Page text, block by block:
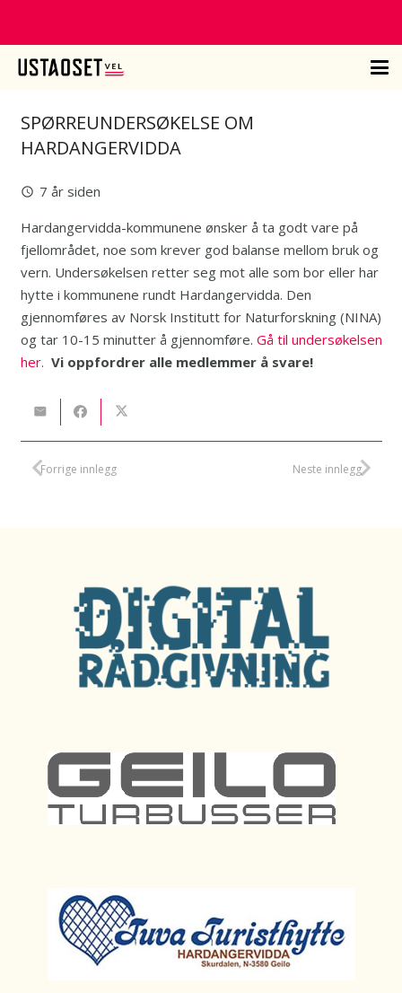
SPØRREUNDERSØKELSE OM
HARDANGERVIDDA
query_builder 7 år siden
Hardangervidda-kommunene ønsker å ta godt vare på
fjellområdet, noe som krever god balanse mellom bruk og
vern. Undersøkelsen retter seg mot alle som bor eller har
hytte i kommunene rundt Hardangervidda. Den
gjennomføres av Norsk Institutt for Naturforskning (NINA)
og tar 10-15 minutter å gjennomføre. Gå til undersøkelsen
her. Vi oppfordrer alle medlemmer å svare!
Forrige innlegg Neste innlegg